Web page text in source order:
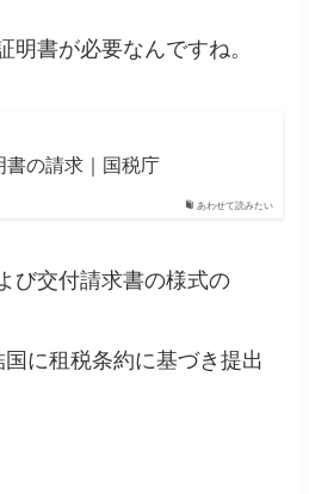
明書が必要なんですね。
あわせて読みたい
の請求｜国税庁
び交付請求書の様式の
に租税条約に基づき提出